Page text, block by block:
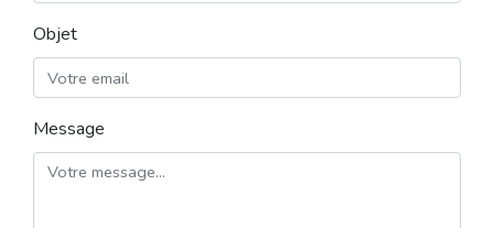
Objet
Message